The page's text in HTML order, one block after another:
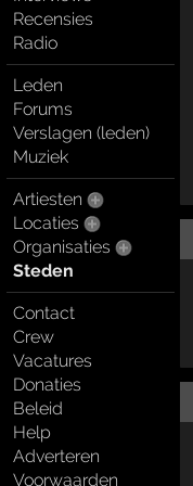
Recensies
Radio
Leden
Forums
Verslagen (leden)
Muziek
Artiesten
Locaties
Organisaties
Steden
Contact
Crew
Vacatures
Donaties
Beleid
Help
Adverteren
Voorwaarden